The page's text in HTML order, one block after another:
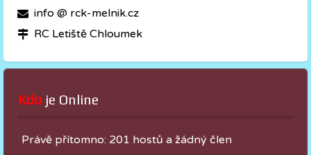
info @ rck-melnik.cz
RC Letiště Chloumek
Kdo je Online
Právě přítomno: 201 hostů a žádný člen